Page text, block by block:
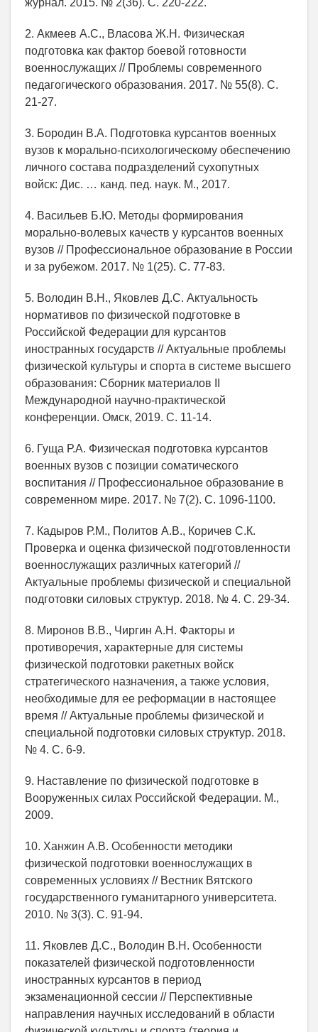
2. Акмеев А.С., Власова Ж.Н. Физическая
подготовка как фактор боевой готовности
военнослужащих // Проблемы современного
педагогического образования. 2017. № 55(8). C.
21-27.
3. Бородин В.А. Подготовка курсантов военных
вузов к морально-психологическому обеспечению
личного состава подразделений сухопутных
войск: Дис. … канд. пед. наук. М., 2017.
4. Васильев Б.Ю. Методы формирования
морально-волевых качеств у курсантов военных
вузов // Профессиональное образование в России
и за рубежом. 2017. № 1(25). C. 77-83.
5. Володин В.Н., Яковлев Д.С. Актуальность
нормативов по физической подготовке в
Российской Федерации для курсантов
иностранных государств // Актуальные проблемы
физической культуры и спорта в системе высшего
образования: Cборник материалов II
Международной научно-практической
конференции. Омск, 2019. C. 11-14.
6. Гуща Р.А. Физическая подготовка курсантов
военных вузов с позиции соматического
воспитания // Профессиональное образование в
современном мире. 2017. № 7(2). C. 1096-1100.
7. Кадыров Р.М., Политов А.В., Коричев С.К.
Проверка и оценка физической подготовленности
военнослужащих различных категорий //
Актуальные проблемы физической и специальной
подготовки силовых структур. 2018. № 4. C. 29-34.
8. Миронов В.В., Чиргин А.Н. Факторы и
противоречия, характерные для системы
физической подготовки ракетных войск
стратегического назначения, а также условия,
необходимые для ее реформации в настоящее
время // Актуальные проблемы физической и
специальной подготовки силовых структур. 2018.
№ 4. C. 6-9.
9. Наставление по физической подготовке в
Вооруженных силах Российской Федерации. М.,
2009.
10. Ханжин А.В. Особенности методики
физической подготовки военнослужащих в
современных условиях // Вестник Вятского
государственного гуманитарного университета.
2010. № 3(3). C. 91-94.
11. Яковлев Д.С., Володин В.Н. Особенности
показателей физической подготовленности
иностранных курсантов в период
экзаменационной сессии // Перспективные
направления научных исследований в области